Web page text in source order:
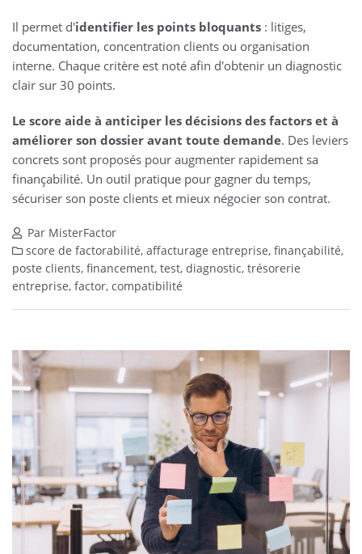
Il permet d'identifier les points bloquants : litiges,
documentation, concentration clients ou organisation
interne. Chaque critère est noté afin d'obtenir un diagnostic
clair sur 30 points.
Le score aide à anticiper les décisions des factors et à
améliorer son dossier avant toute demande. Des leviers
concrets sont proposés pour augmenter rapidement sa
finançabilité. Un outil pratique pour gagner du temps,
sécuriser son poste clients et mieux négocier son contrat.
Par MisterFactor
score de factorabilité, affacturage entreprise, finançabilité,
poste clients, financement, test, diagnostic, trésorerie
entreprise, factor, compatibilité